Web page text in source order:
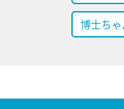
博士ちゃ